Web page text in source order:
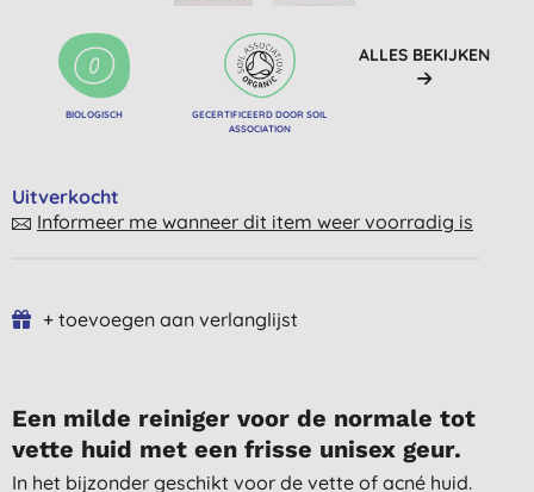
BIOLOGISCH
GECERTIFICEERD DOOR SOIL
ASSOCIATION
ALLES BEKIJKEN
Uitverkocht
Informeer me wanneer dit item weer voorradig is
+ toevoegen aan verlanglijst
Een milde reiniger voor de normale tot
vette huid met een frisse unisex geur.
In het bijzonder geschikt voor de vette of acné huid.